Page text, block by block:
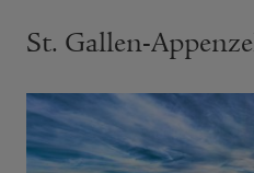
St. Gallen-